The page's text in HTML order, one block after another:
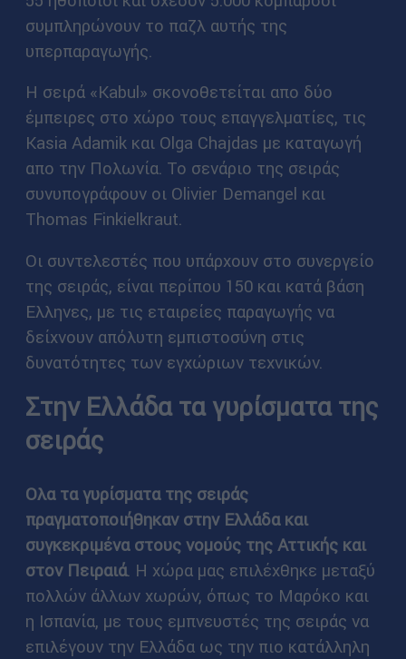
συμπληρώνουν το παζλ αυτής της
υπερπαραγωγής.
Η σειρά «Kabul» σκονοθετείται απο δύο
έμπειρες στο χώρο τους επαγγελματίες, τις
Kasia Adamik και Olga Chajdas με καταγωγή
απο την Πολωνία. Το σενάριο της σειράς
συνυπογράφουν οι Olivier Demangel και
Thomas Finkielkraut.
Οι συντελεστές που υπάρχουν στο συνεργείο
της σειράς, είναι περίπου 150 και κατά βάση
Ελληνες, με τις εταιρείες παραγωγής να
δείχνουν απόλυτη εμπιστοσύνη στις
δυνατότητες των εγχώριων τεχνικών.
Στην Ελλάδα τα γυρίσματα της
σειράς
Ολα τα γυρίσματα της σειράς
πραγματοποιήθηκαν στην Ελλάδα και
συγκεκριμένα στους νομούς της Αττικής και
στον Πειραιά. Η χώρα μας επιλέχθηκε μεταξύ
πολλών άλλων χωρών, όπως το Μαρόκο και
η Ισπανία, με τους εμπνευστές της σειράς να
επιλέγουν την Ελλάδα ως την πιο κατάλληλη